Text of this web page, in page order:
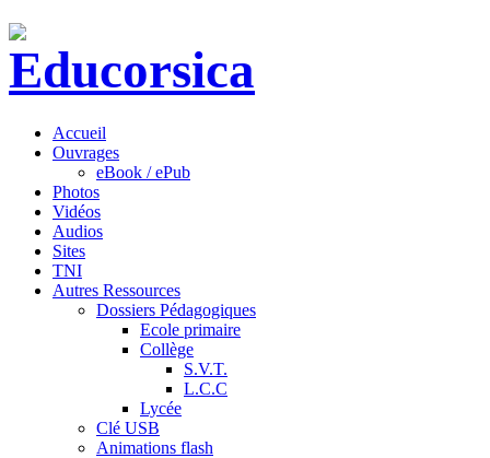
Accueil
Ouvrages
eBook / ePub
Photos
Vidéos
Audios
Sites
TNI
Autres Ressources
Dossiers Pédagogiques
Ecole primaire
Collège
S.V.T.
L.C.C
Lycée
Clé USB
Animations flash